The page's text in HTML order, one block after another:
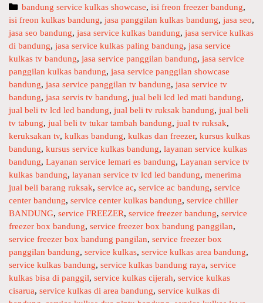
a
l
R
d
s
e
v
i
c
e
b
a
n
d
u
n
g
-
S
C
a
t
e
g
o
r
i
e
s
bandung service kulkas showcase,isi freon freezer bandung,
isi freon kulkas bandung, jasa panggilan kulkas bandung, jasa seo,
jasa seo bandung, jasa service kulkas bandung, jasa service kulkas
di bandung, jasa service kulkas paling bandung, jasa service
kulkas tv bandung, jasa service panggilan bandung, jasa service
panggilan kulkas bandung, jasa service panggilan showcase
bandung, jasa service panggilan tv bandung, jasa service tv
bandung, jasa servis tv bandung, jual beli lcd led mati bandung,
jual beli tv lcd led bandung, jual beli tv ruksak bandung, jual beli
tv tabung, jual beli tv tukar tambah bandung, jual tv ruksak,
keruksakan tv, kulkas bandung, kulkas dan freezer, kursus kulkas
bandung, kursus service kulkas bandung, layanan service kulkas
bandung, Layanan service lemari es bandung, Layanan service tv
kulkas bandung, layanan service tv lcd led bandung, menerima
jual beli barang ruksak, service ac, service ac bandung, service
center bandung, service center kulkas bandung, service chiller
BANDUNG, service FREEZER, service freezer bandung, service
freezer box bandung, service freezer box bandung panggilan,
service freezer box bandung pangilan, service freezer box
panggilan bandung, service kulkas, service kulkas area bandung,
service kulkas bandung, service kulkas bandung raya, service
kulkas bisa di panggil, service kulkas cijerah, service kulkas
cisarua, service kulkas di area bandung, service kulkas di